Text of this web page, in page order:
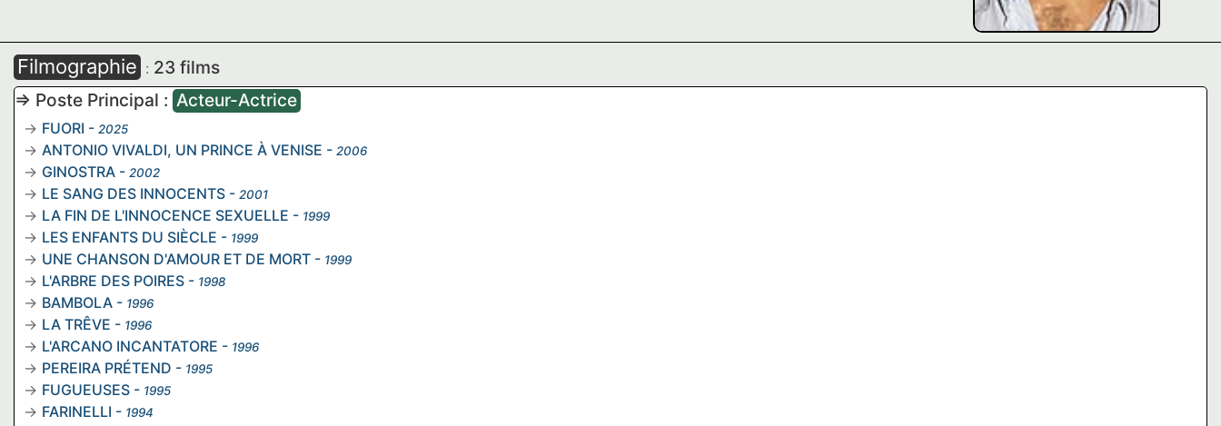
Filmographie : 23 films
=> Poste Principal : Acteur-Actrice
FUORI - 2025
ANTONIO VIVALDI, UN PRINCE À VENISE - 2006
GINOSTRA - 2002
LE SANG DES INNOCENTS - 2001
LA FIN DE L'INNOCENCE SEXUELLE - 1999
LES ENFANTS DU SIÈCLE - 1999
UNE CHANSON D'AMOUR ET DE MORT - 1999
L'ARBRE DES POIRES - 1998
BAMBOLA - 1996
LA TRÊVE - 1996
L'ARCANO INCANTATORE - 1996
PEREIRA PRÉTEND - 1995
FUGUEUSES - 1995
FARINELLI - 1994